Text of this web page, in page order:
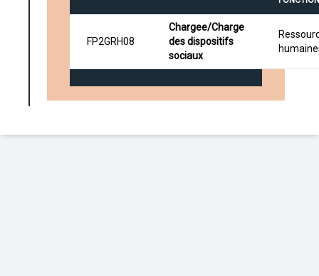
FP2GRH08
Chargee/Charge
des dispositifs
sociaux